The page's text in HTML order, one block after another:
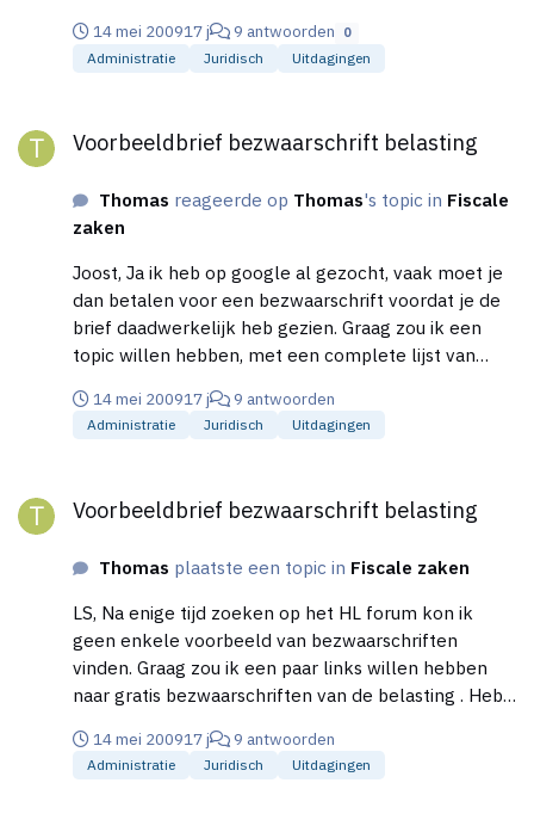
lijstje met handige links willen hebben waar ik alle
voorbeeld bezwaarschriften van de belasting kan
gegevens. Dit bespaart enorm veel tijd.
14 mei 200917 j 9 antwoorden 0
Administratie Juridisch Uitdagingen
Voorbeeldbrief bezwaarschrift belasting
Thomas reageerde op Thomas's topic in Fiscale
zaken
Joost, Ja ik heb op google al gezocht, vaak moet je
dan betalen voor een bezwaarschrift voordat je de
brief daadwerkelijk heb gezien. Graag zou ik een
topic willen hebben, met een complete lijst van
zoeken. Aangezien die er nog niet is op HL . Zie ik
graag de linken tegemoet.
14 mei 200917 j 9 antwoorden
Administratie Juridisch Uitdagingen
Voorbeeldbrief bezwaarschrift belasting
Thomas plaatste een topic in Fiscale zaken
LS, Na enige tijd zoeken op het HL forum kon ik
geen enkele voorbeeld van bezwaarschriften
vinden. Graag zou ik een paar links willen hebben
naar gratis bezwaarschriften van de belasting . Heb
ik het graag.
14 mei 200917 j 9 antwoorden
Administratie Juridisch Uitdagingen